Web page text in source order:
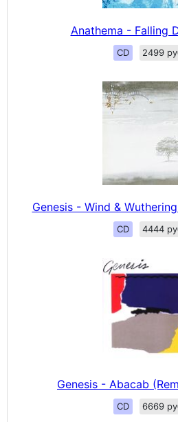
Anathema - Falling
CD 2499
Genesis - Wind &
CD 4444
Genesis - Abacab
CD 6669